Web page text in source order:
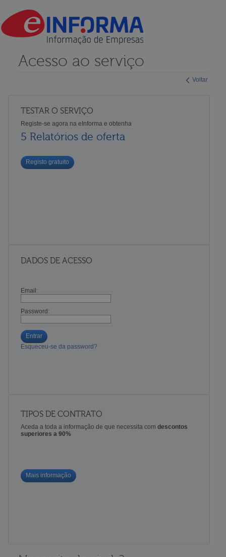
Voltar
Acesso ao serviço
TESTAR O SERVIÇO
Registe-se agora na eInforma e obtenha
5 Relatórios de oferta
Registo gratuito
DADOS DE ACESSO
Email:
Password:
Entrar
Esqueceu-se da password?
TIPOS DE CONTRATO
Aceda a toda a informação de que necessita com descontos
superiores a 90%
Mais informação